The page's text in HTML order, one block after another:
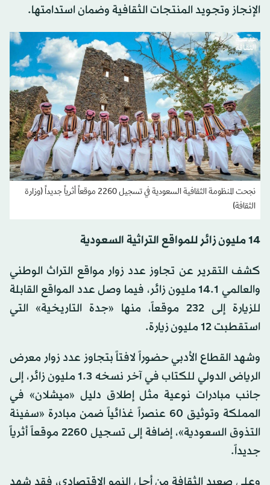
الإنجاز وتجويد المنتجات الثقافية وضمان استدامتها.
نجحت المنظومة الثقافية السعودية في تسجيل 2260 موقعاً أثرياً جديداً (وزارة
الثقافة)
14 مليون زائر للمواقع التراثية السعودية
كشف التقرير عن تجاوز عدد زوار مواقع التراث الوطني
والعالمي 14.1 مليون زائر، فيما وصل عدد المواقع القابلة
للزيارة إلى 232 موقعاً، منها «جدة التاريخية» التي
استقطبت 12 مليون زيارة.
وشهد القطاع الأدبي حضوراً لافتاً بتجاوز عدد زوار معرض
الرياض الدولي للكتاب في آخر نسخه 1.3 مليون زائر، إلى
جانب مبادرات نوعية مثل إطلاق دليل «ميشلان» في
المملكة وتوثيق 60 عنصراً غذائياً ضمن مبادرة «سفينة
التذوق السعودية»، إضافة إلى تسجيل 2260 موقعاً أثرياً
جديداً.
وعلى صعيد الثقافة من أجل النمو الاقتصادي، فقد شهد